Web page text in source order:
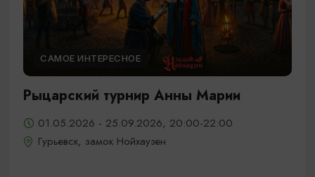
САМОЕ ИНТЕРЕСНОЕ
Рыцарский турнир Анны Марии
01.05.2026 - 25.09.2026, 20:00-22:00
Гурьевск, замок Нойхаузен